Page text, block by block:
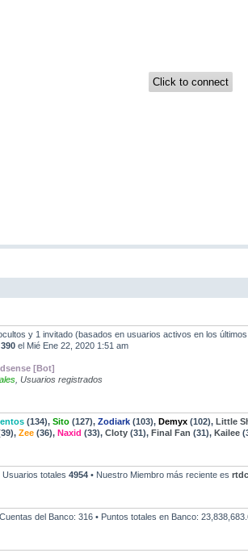
y 1 invitado (basados en usuarios activos en los
390 el Mié Ene 22, 2020 1:51 am
[Bot]
Usuarios registrados
(134), Sito (127), Zodiark (103), Demyx (102), Little
Zee (36), Naxid (33), Cloty (31), Final Fan (31), Kailee
Usuarios totales 4954 • Nuestro Miembro más reciente es
del Banco: 316 • Puntos totales en Banco: